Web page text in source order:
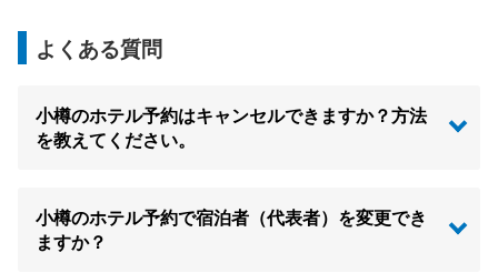
よくある質問
小樽のホテル予約はキャンセルできますか？方法
を教えてください。
小樽のホテル予約で宿泊者（代表者）を変更でき
ますか？